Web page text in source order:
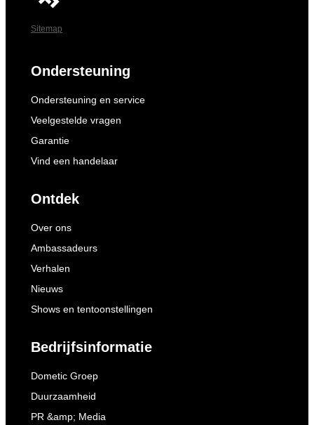
Sitemap
Ondersteuning
Ondersteuning en service
Veelgestelde vragen
Garantie
Vind een handelaar
Ontdek
Over ons
Ambassadeurs
Verhalen
Nieuws
Shows en tentoonstellingen
Bedrijfsinformatie
Dometic Groep
Duurzaamheid
PR &amp; Media